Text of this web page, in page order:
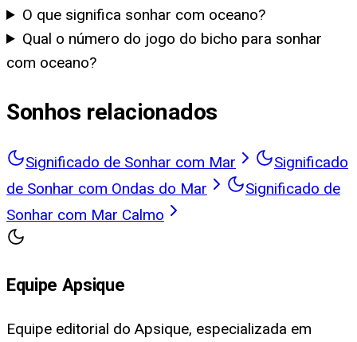
O que significa sonhar com oceano?
Qual o número do jogo do bicho para sonhar
com oceano?
Sonhos relacionados
Significado de Sonhar com Mar
Significado
de Sonhar com Ondas do Mar
Significado de
Sonhar com Mar Calmo
Equipe Apsique
Equipe editorial do Apsique, especializada em